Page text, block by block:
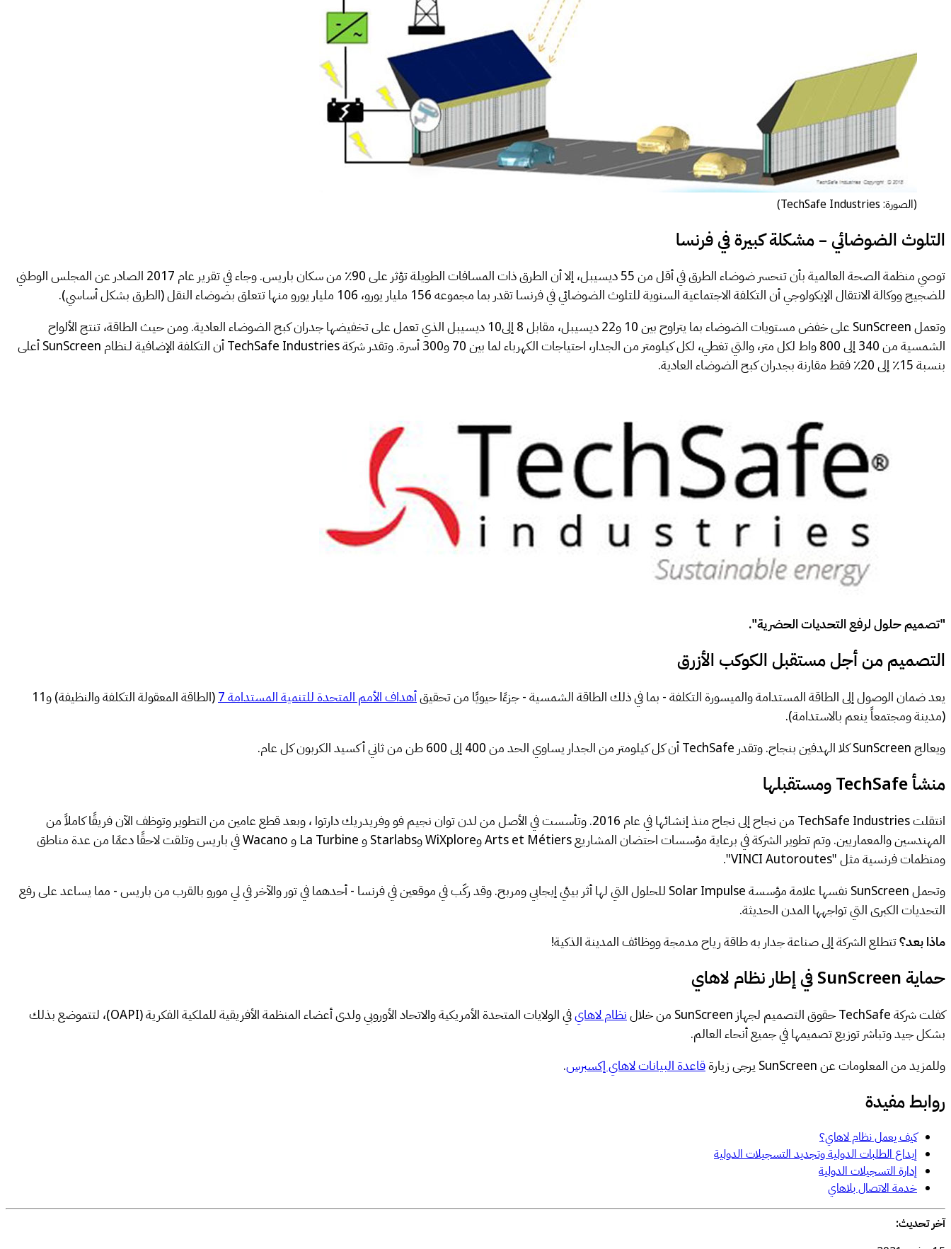
(الصورة: TechSafe Industries)
التلوث الضوضائي – مشكلة كبيرة في فرنسا
توصي منظمة الصحة العالمية بأن تنحسر ضوضاء الطرق في أقل من 55 ديسيبل، إلا أن الطرق ذات المسافات الطويلة تؤثر على 90٪ من سكان باريس. وجاء في تقرير عام 2017 الصادر عن المجلس الوطني
للضجيج ووكالة الانتقال الإيكولوجي أن التكلفة الاجتماعية السنوية للتلوث الضوضائي في فرنسا تقدر بما مجموعه 156 مليار يورو، 106 مليار يورو منها تتعلق بضوضاء النقل (الطرق بشكل أساسي).
وتعمل SunScreen على خفض مستويات الضوضاء بما يتراوح بين 10 و22 ديسيبل، مقابل 8 إلى10 ديسيبل الذي تعمل على تخفيضها جدران كبح الضوضاء العادية. ومن حيث الطاقة، تنتج الألواح
الشمسية من 340 إلى 800 واط لكل متر، والتي تغطي، لكل كيلومتر من الجدار، احتياجات الكهرباء لما بين 70 و300 أسرة. وتقدر شركة TechSafe Industries أن التكلفة الإضافية لـنظام SunScreen أعلى
بنسبة 15٪ إلى 20٪ فقط مقارنة بجدران كبح الضوضاء العادية.
"تصميم حلول لرفع التحديات الحضرية".
التصميم من أجل مستقبل الكوكب الأزرق
يعد ضمان الوصول إلى الطاقة المستدامة والميسورة التكلفة - بما في ذلك الطاقة الشمسية - جزءًا حيويًا من تحقيقأهداف الأمم المتحدة للتنمية المستدامة 7
(الطاقة المعقولة التكلفة والنظيفة) و11
(مدينة ومجتمعاً ينعم بالاستدامة).
ويعالج SunScreen كلا الهدفين بنجاح. وتقدر TechSafe أن كل كيلومتر من الجدار يساوي الحد من 400 إلى 600 طن من ثاني أكسيد الكربون كل عام.
منشأ TechSafe ومستقبلها
انتقلت TechSafe Industries من نجاح إلى نجاح منذ إنشائها في عام 2016. وتأسست في الأصل من لدن توان نجيم فو وفريدريك دارتوا ، وبعد قطع عامين من التطوير وتوظف الآن فريقًا كاملاً من
المهندسين والمعماريين. وتم تطوير الشركة في برعاية مؤسسات احتضان المشاريع Arts et Métiers وWiXplore وStarlabs و La Turbine و Wacano في باريس وتلقت لاحقًا دعمًا من عدة مناطق
ومنظمات فرنسية مثل "VINCI Autoroutes".
وتحمل SunScreen نفسها علامة مؤسسة Solar Impulse للحلول التي لها أثر بيئي إيجابي ومربح. وقد ركّب في موقعين في فرنسا - أحدهما في تور والآخر في لي مورو بالقرب من باريس - مما يساعد على رفع
التحديات الكبرى التي تواجهها المدن الحديثة.
ماذا بعد؟تتطلع الشركة إلى صناعة جدار به طاقة رياح مدمجة ووظائف المدينة الذكية!
حماية SunScreen في إطار نظام لاهاي
كفلت شركة TechSafe حقوق التصميم لجهاز SunScreen من خلال نظام لاهاي
في الولايات المتحدة الأمريكية والاتحاد الأوروبي ولدى أعضاء المنظمة الأفريقية للملكية الفكرية (OAPI)، لتتموضع بذلك
بشكل جيد وتباشر توزيع تصميمها في جميع أنحاء العالم.
وللمزيد من المعلومات عن SunScreen يرجى زيارة
قاعدة البيانات لاهاي إكسبرس.
روابط مفيدة
كيف يعمل نظام لاهاي؟
إيداع الطلبات الدولية وتجديد التسجيلات الدولية
إدارة التسجيلات الدولية
خدمة الاتصال بلاهاي
آخر تحديث: